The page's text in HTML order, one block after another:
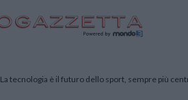
La tecnologia è il futuro dello sport, sempre più